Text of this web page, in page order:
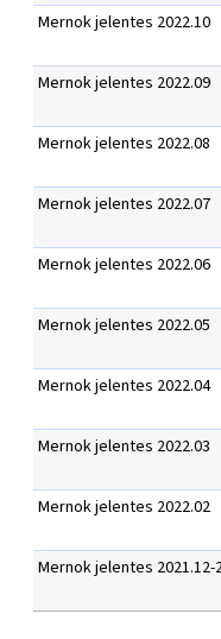
Mernok jelentes 2022.10
Mernok jelentes 2022.09
Mernok jelentes 2022.08
Mernok jelentes 2022.07
Mernok jelentes 2022.06
Mernok jelentes 2022.05
Mernok jelentes 2022.04
Mernok jelentes 2022.03
Mernok jelentes 2022.02
Mernok jelentes 2021.12-